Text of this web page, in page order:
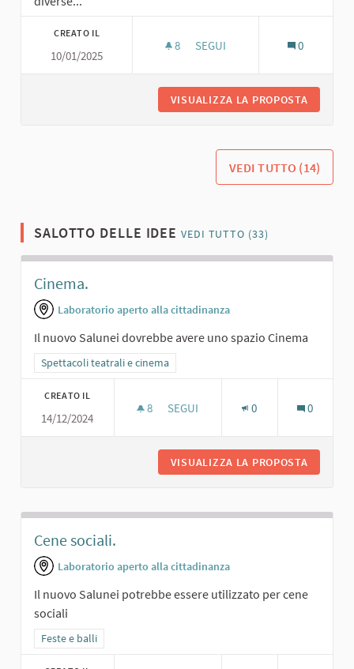
CREATO IL
10/01/2025
8 8 SOSTENITORI
SEGUI 0
VISUALIZZA LA PROPOSTA
VEDI TUTTO (14)
SALOTTO DELLE IDEE VEDI TUTTO (33)
Cinema.
Laboratorio aperto alla cittadinanza
Il nuovo Salunei dovrebbe avere uno spazio Cinema
Filtra i risultati per categoria: Spettacoli teatrali e cinema
Spettacoli teatrali e cinema
CREATO IL
14/12/2024
8 8 SOSTENITORI
SEGUI 0 0
VISUALIZZA LA PROPOSTA
Cene sociali.
Laboratorio aperto alla cittadinanza
Il nuovo Salunei potrebbe essere utilizzato per cene
sociali
Filtra i risultati per categoria: Feste e balli
Feste e balli